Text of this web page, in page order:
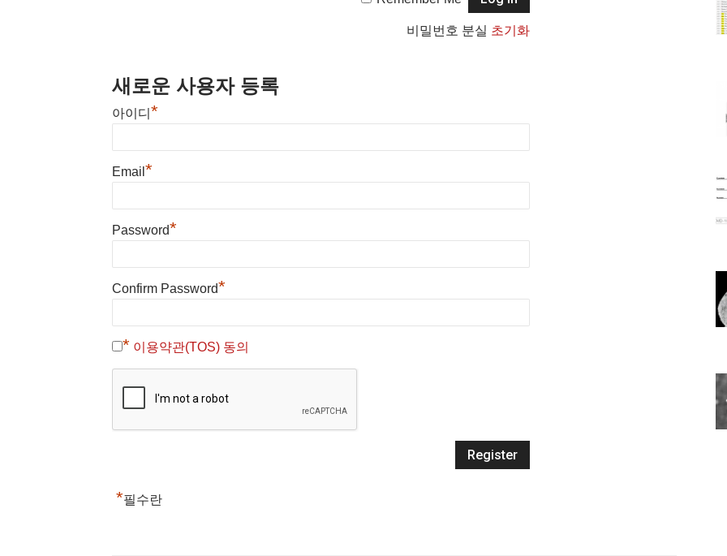
비밀번호 분실 초기화
새로운 사용자 등록
아이디 *
Email *
Password*
Confirm Password*
* 이용약관(TOS) 동의
*필수란